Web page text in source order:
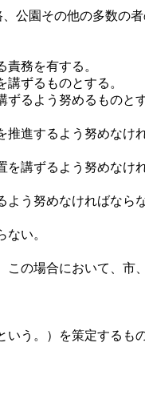
園その他の多数の
務を有する。
ずるものとする。
るよう努めるものとす
進するよう努めなけ
講ずるよう努めなけ
う努めなければならな
い。
の場合において、市
う。）を策定するもの